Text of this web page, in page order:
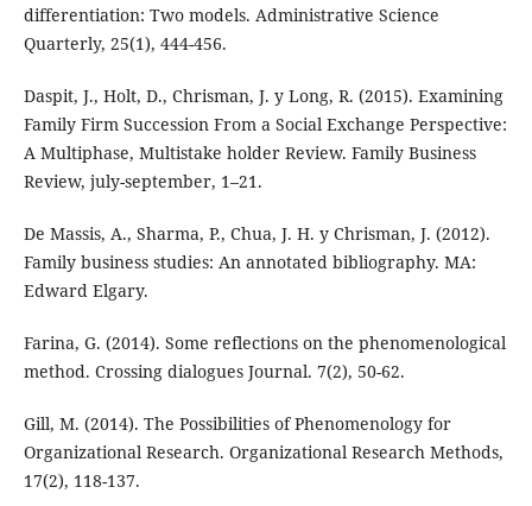
differentiation: Two models. Administrative Science
Quarterly, 25(1), 444-456.
Daspit, J., Holt, D., Chrisman, J. y Long, R. (2015). Examining
Family Firm Succession From a Social Exchange Perspective:
A Multiphase, Multistake holder Review. Family Business
Review, july-september, 1–21.
De Massis, A., Sharma, P., Chua, J. H. y Chrisman, J. (2012).
Family business studies: An annotated bibliography. MA:
Edward Elgary.
Farina, G. (2014). Some reflections on the phenomenological
method. Crossing dialogues Journal. 7(2), 50-62.
Gill, M. (2014). The Possibilities of Phenomenology for
Organizational Research. Organizational Research Methods,
17(2), 118-137.